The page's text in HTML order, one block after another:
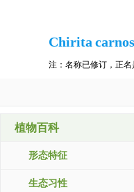
Chirita
注：名称已修订，正名
植物百科
形态特征
生态习性